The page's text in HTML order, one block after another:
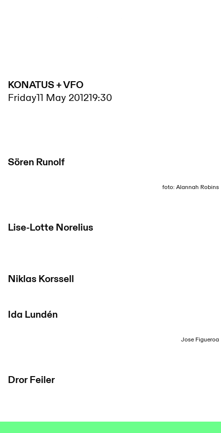
KONATUS + VFO
Friday11 May 201219:30
Sören Runolf
foto: Alannah Robins
Lise-Lotte Norelius
Niklas Korssell
Ida Lundén
Jose Figueroa
Dror Feiler